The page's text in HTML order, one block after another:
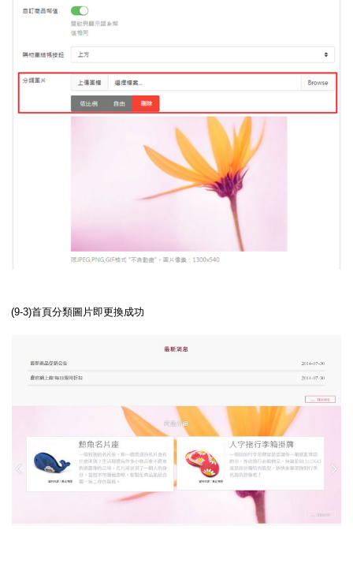
(9-3)首頁分類圖片即更換成功